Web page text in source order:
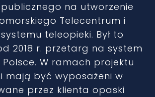
na utworzenie
Telecentrum i
teleopieki. Był to
2018 r. przetarg na system
W ramach projektu
mają być wyposażeni w
przez klienta opaski